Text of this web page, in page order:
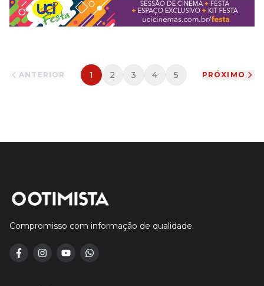
ANTERIOR 1 2 3 4 5 PRÓXIMO
Compromisso com informação de qualidade.